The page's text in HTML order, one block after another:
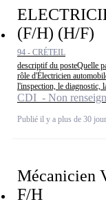
(F/H) (H/F)
94 - CRÉTEIL
descriptif du posteQuelle
rôle d'Électricien
l'inspection, le diagnostic,
CDI - Non
Publié il y a plus de 30
Mécanicien
F/H